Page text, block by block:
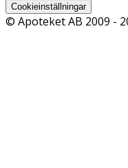
Cookieinställningar
© Apoteket AB 2009 -